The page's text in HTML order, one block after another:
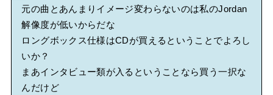
元の曲とあんまりイメージ変わらないのは私のJordan
解像度が低いからだな
ロングボックス仕様はCDが買えるということでよろし
いか？
まあインタビュー類が入るということなら買う一択な
んだけど